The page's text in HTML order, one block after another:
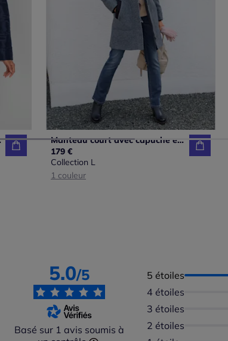
Manteau court avec capuche et poches confortables
179 €
Collection L
1 couleur
5.0/5
Basé sur 1 avis soumis à
5 étoiles
4 étoiles
3 étoiles
2 étoiles